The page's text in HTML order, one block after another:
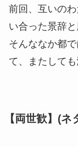
前回、互いの
い合った景辞と
そんななか都
て、またして
【両世歓】(